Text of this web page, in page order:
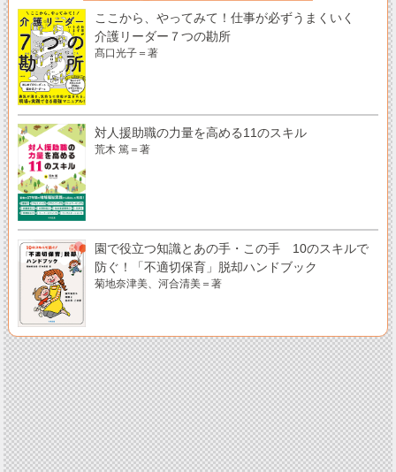
ここから、やってみて！仕事が必ずうまくいく
介護リーダー７つの勘所
髙口光子＝著
対人援助職の力量を高める11のスキル
荒木 篤＝著
園で役立つ知識とあの手・この手 10のスキルで
防ぐ！「不適切保育」脱却ハンドブック
菊地奈津美、河合清美＝著